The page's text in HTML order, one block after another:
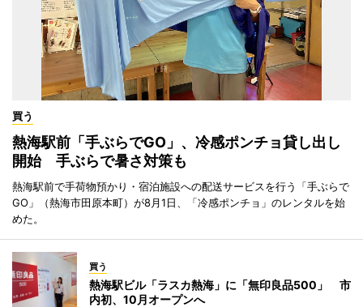
買う
熱海駅前「手ぶらでGO」、冷感ポンチョ貸し出し
開始 手ぶらで暑さ対策も
熱海駅前で手荷物預かり・宿泊施設への配送サービスを行う「手ぶらで
GO」（熱海市田原本町）が8月1日、「冷感ポンチョ」のレンタルを始
めた。
買う
熱海駅ビル「ラスカ熱海」に「無印良品500」 市
内初、10月オープンへ